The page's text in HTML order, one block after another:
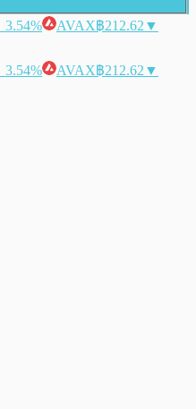
AVAX฿212.62 ▼
AVAX฿212.62 ▼